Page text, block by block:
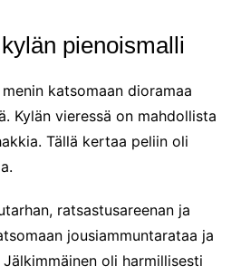
pienoismalli
katsomaan dioramaa
Kylän vieressä on mahdollista
Tällä kertaa peliin oli
ratsastusareenan ja
jousiammuntarataa ja
oli harmillisesti